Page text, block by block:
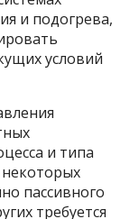
и подогрева,
условий
и типа
пассивного
требуется